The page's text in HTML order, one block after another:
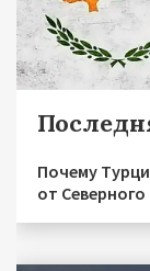
Почему
от